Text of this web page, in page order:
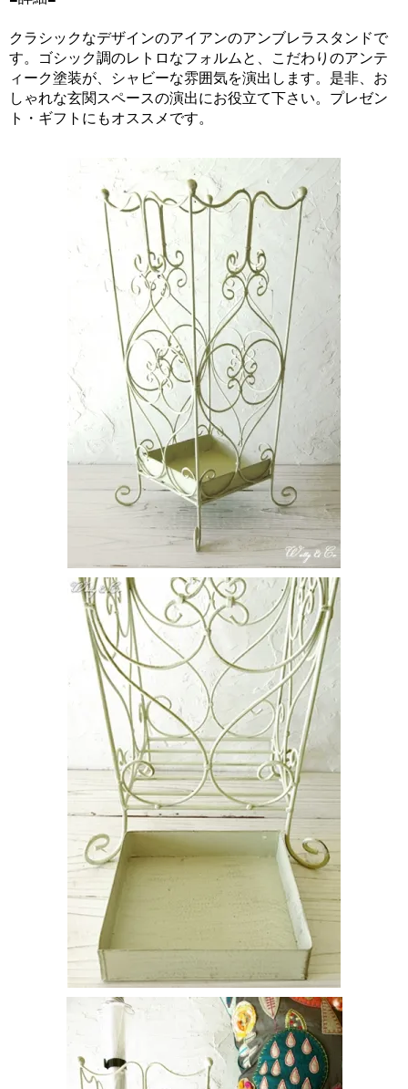
クラシックなデザインのアイアンのアンブレラスタンドで
す。ゴシック調のレトロなフォルムと、こだわりのアンテ
ィーク塗装が、シャビーな雰囲気を演出します。是非、お
しゃれな玄関スペースの演出にお役立て下さい。プレゼン
ト・ギフトにもオススメです。